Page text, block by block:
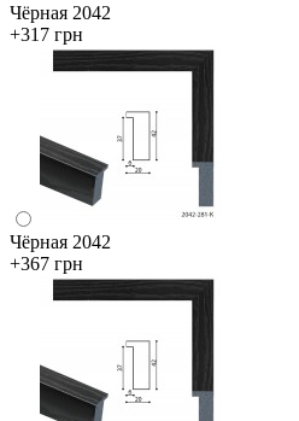
Чёрная 2042
+317 грн
Чёрная 2042
+367 грн